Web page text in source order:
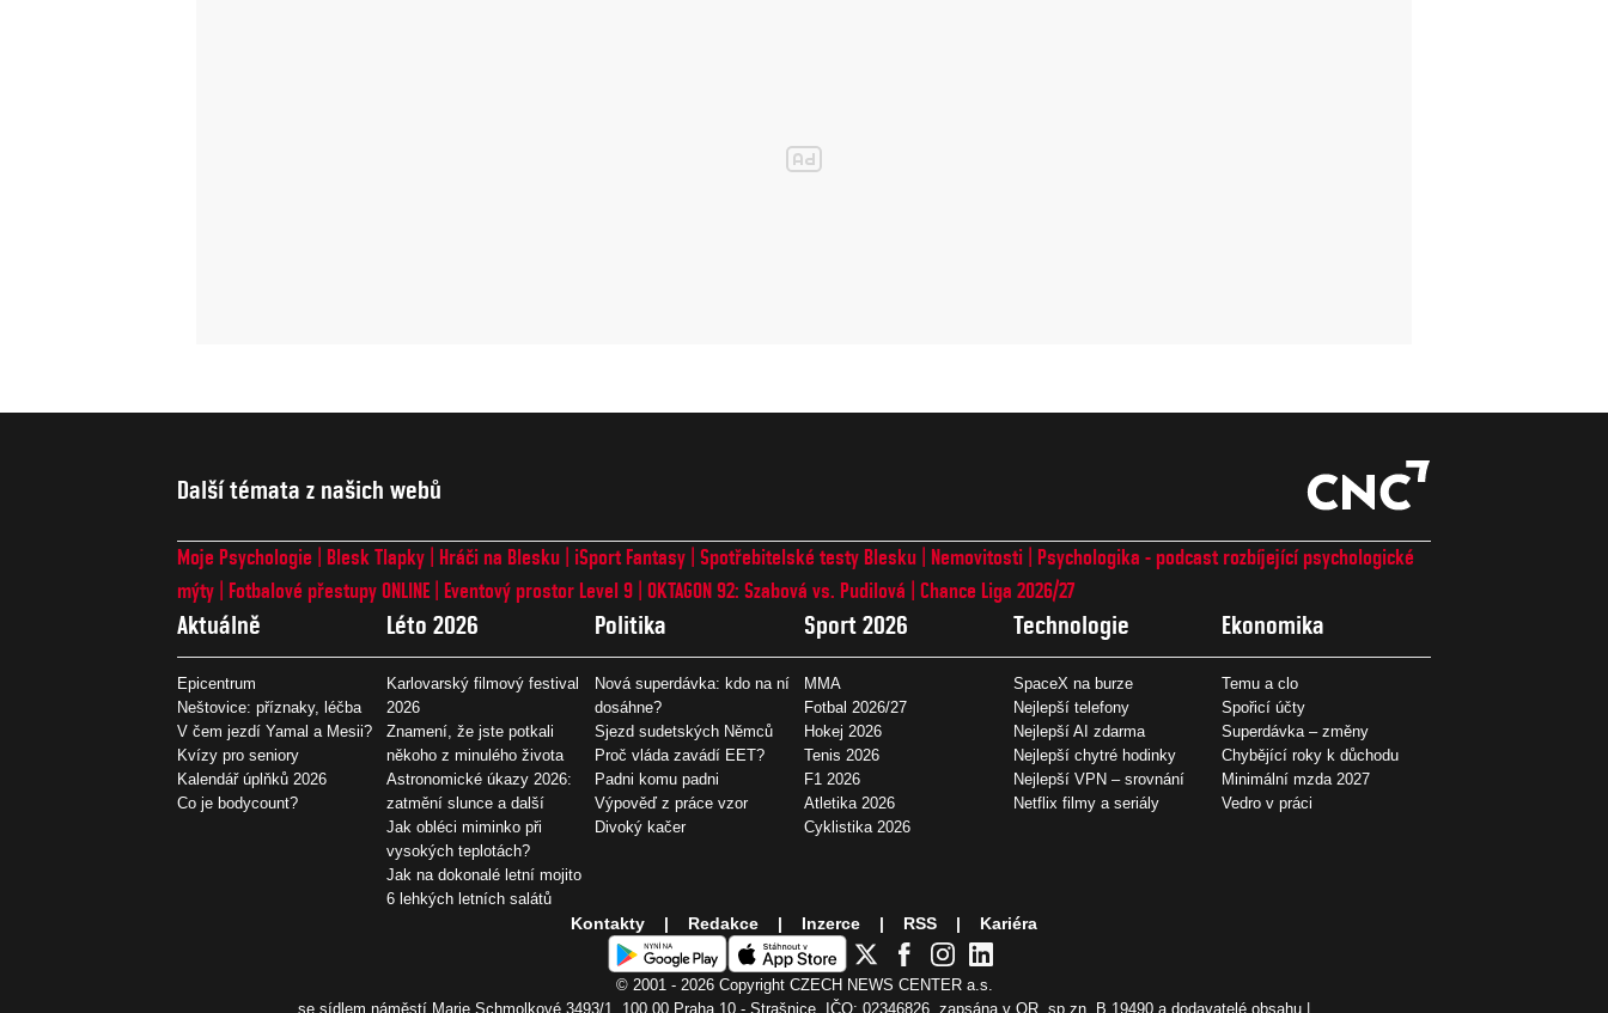
Další témata z našich webů
Moje Psychologie Blesk Tlapky Hráči na Blesku iSport Fantasy Spotřebitelské testy Blesku Nemovitosti
Psychologika - podcast rozbíjející psychologické
mýty
Fotbalové přestupy ONLINE Eventový prostor Level 9 OKTAGON 92: Szabová vs. Pudilová Chance Liga 2026/27
Aktuálně
Epicentrum
Neštovice: příznaky, léčba
V čem jezdí Yamal a Mesii?
Kvízy pro seniory
Kalendář úplňků 2026
Co je bodycount?
Léto 2026
Karlovarský filmový festival
2026
Znamení, že jste potkali
někoho z minulého života
Astronomické úkazy 2026:
zatmění slunce a další
Jak obléci miminko při
vysokých teplotách?
Jak na dokonalé letní mojito
6 lehkých letních salátů
Politika
Nová superdávka: kdo na ní
dosáhne?
Sjezd sudetských Němců
Proč vláda zavádí EET?
Padni komu padni
Výpověď z práce vzor
Divoký kačer
Sport 2026
MMA
Fotbal 2026/27
Hokej 2026
Tenis 2026
F1 2026
Atletika 2026
Cyklistika 2026
Technologie
SpaceX na burze
Nejlepší telefony
Nejlepší AI zdarma
Nejlepší chytré hodinky
Nejlepší VPN – srovnání
Netflix filmy a seriály
Ekonomika
Temu a clo
Spořicí účty
Superdávka – změny
Chybějící roky k důchodu
Minimální mzda 2027
Vedro v práci
Kontakty Redakce Inzerce RSS Kariéra
© 2001 - 2026 Copyright CZECH NEWS CENTER a.s.
se sídlem náměstí Marie Schmolkové 3493/1, 100 00 Praha 10 - Strašnice, IČO: 02346826, zapsána v OR, sp.zn. B 19490 a dodavatelé obsahu